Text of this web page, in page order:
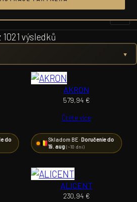
1021 výsledků
▼
do
AKRON
579,94 €
Čtěte více
Skladom BE ·Doručenie do
19. aug(~10 dní)
ALICENT
230,94 €